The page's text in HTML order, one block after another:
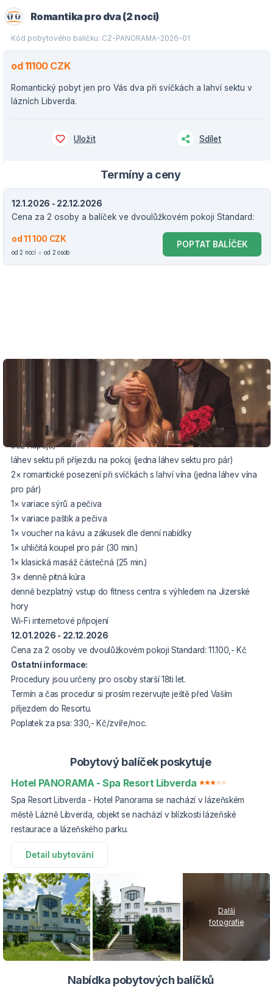
Romantika pro dva (2 noci)
Kód pobytového balíčku: CZ-PANORAMA-2026-01
od 11100 CZK
Romantický pobyt jen pro Vás dva při svíčkách a lahví sektu v
lázních Libverda.
Uložit Sdílet
Termíny a ceny
12.1.2026 - 22.12.2026
Cena za 2 osoby a balíček ve dvoulůžkovém pokoji Standard:
od 11 100 CZK
od 2 nocí od 2 osob
POPTAT BALÍČEK
VOUCHER DO 22.12.2026
Cena balíčku zahrnuje:
2× ubytování v komfortním pokoji
polopenze formou bufetu nebo à la carte (dle nabídky šéfkuchaře,
bez nápojů)
láhev sektu při příjezdu na pokoj (jedna láhev sektu pro pár)
2× romantické posezení při svíčkách s lahví vína (jedna láhev vína
pro pár)
1× variace sýrů a pečiva
1× variace paštik a pečiva
1× voucher na kávu a zákusek dle denní nabídky
1× uhličitá koupel pro pár (30 min.)
1× klasická masáž částečná (25 min.)
3× denně pitná kúra
denně bezplatný vstup do fitness centra s výhledem na Jizerské
hory
Wi-Fi internetové připojení
12.01.2026 - 22.12.2026
Cena za 2 osoby ve dvoulůžkovém pokoji Standard: 11.100,- Kč
Ostatní informace:
Procedury jsou určeny pro osoby starší 18ti let.
Termín a čas procedur si prosím rezervujte ještě před Vaším
příjezdem do Resortu.
Poplatek za psa: 330,- Kč/zvíře/noc.
Pobytový balíček poskytuje
Hotel PANORAMA - Spa Resort Libverda
Spa Resort Libverda - Hotel Panorama se nachází v lázeňském
městě Lázně Libverda, objekt se nachází v blízkosti lázeňské
restaurace a lázeňského parku.
Detail ubytování
Další
fotografie
Nabídka pobytových balíčků